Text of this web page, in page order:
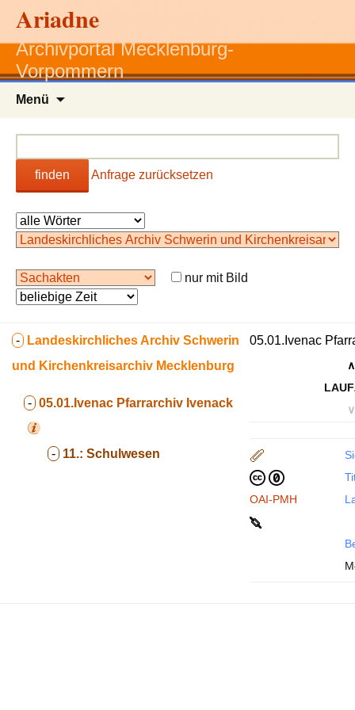
Ariadne
Archivportal Mecklenburg-
Vorpommern
Menü
finden Anfrage zurücksetzen
nur mit Bild
- Landeskirchliches Archiv Schwerin
und Kirchenkreisarchiv Mecklenburg
- 05.01.Ivenac Pfarrarchiv Ivenack
- 11.: Schulwesen
05.01.Ivenac
∧
∨
OAI-PMH